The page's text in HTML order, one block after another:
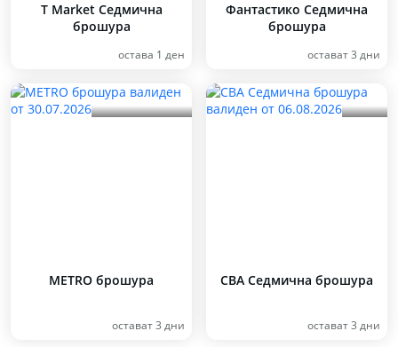
T Market Седмична
брошура
остава 1 ден
Фантастико Седмична
брошура
остават 3 дни
METRO брошура
остават 3 дни
CBA Седмична брошура
остават 3 дни